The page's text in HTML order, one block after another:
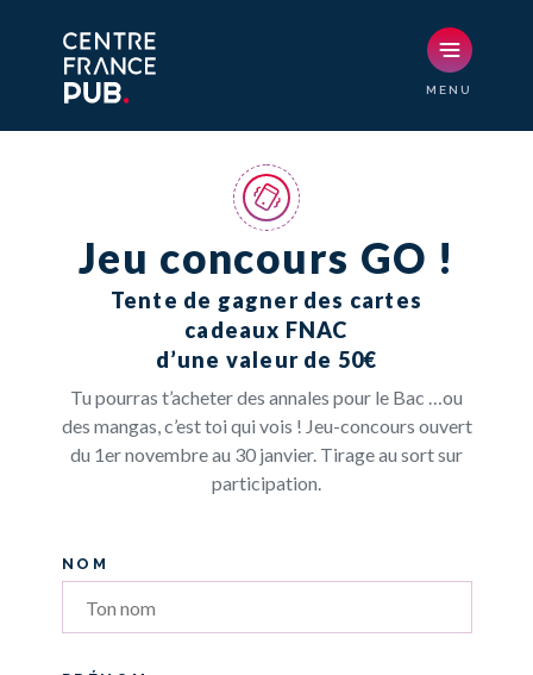
Jeu concours GO !
Tente de gagner des cartes
cadeaux FNAC
d’une valeur de 50€​
Tu pourras t’acheter des annales pour le Bac …ou
des mangas, c’est toi qui vois ! Jeu-concours ouvert
du 1er novembre au 30 janvier. Tirage au sort sur
participation.
NOM